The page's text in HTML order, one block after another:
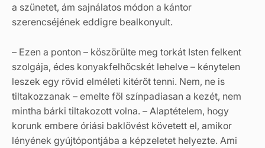
a szünetet, ám sajnálatos módon a kántor
szerencséjének eddigre bealkonyult.
– Ezen a ponton – köszörülte meg torkát Isten felkent
szolgája, édes konyakfelhőcskét lehelve – kénytelen
leszek egy rövid elméleti kitérőt tenni. Nem, ne is
tiltakozzanak – emelte föl színpadiasan a kezét, nem
mintha bárki tiltakozott volna. – Alaptételem, hogy
korunk embere óriási baklövést követett el, amikor
lényének gyújtópontjába a képzeletet helyezte. Ami